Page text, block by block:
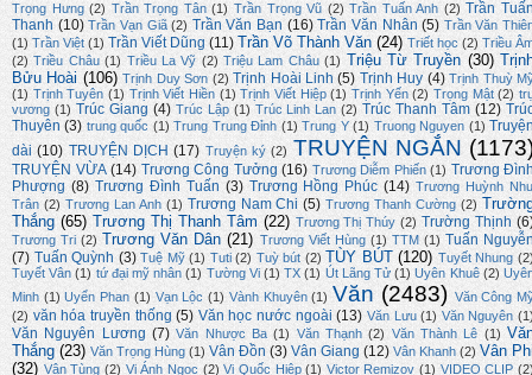
Trọng Hưng (2) Trần Trọng Tân (1) Trần Trọng Vũ (2) Trần Tuấn Anh (2) Trần
Thanh (10) Trần Vạn Giã (2) Trần Văn Bạn (16) Trần Văn Nhân (5) Trần Văn
(1) Trần Việt (1) Trần Viết Dũng (11) Trần Võ Thành Văn (24) Triết học (2) Triều
(2) Triều Châu (1) Triều La Vỹ (2) Triệu Lam Châu (1) Triệu Từ Truyền (30)
Bửu Hoài (106) Trịnh Duy Sơn (2) Trịnh Hoài Linh (5) Trịnh Huy (4) Trịnh Thuỳ
(1) Trịnh Tuyên (1) Trịnh Viết Hiền (1) Trịnh Viết Hiệp (1) Trịnh Yến (2) Trọng Mật (2)
vương (1) Trúc Giang (4) Trúc Lập (1) Trúc Linh Lan (2) Trúc Thanh Tâm (12)
Thuyên (3) trung quốc (1) Trung Trung Đỉnh (1) Trung Y (1) Truong Nguyen (1)
dài (10) TRUYỆN DỊCH (17) Truyện ký (2) TRUYỆN NGẮN
TRUYỆN VỪA (14) Trương Công Tưởng (16) Trương Diễm Phiến (1) Trương
Phượng (8) Trương Đình Tuấn (3) Trương Hồng Phúc (14) Trương Huỳnh
Trân (2) Trương Lan Anh (1) Trương Nam Chi (5) Trương Thanh Cường (2)
Thắng (65) Trương Thị Thanh Tâm (22) Trương Thị Thúy (2) Trường Thịnh
Trương Tri (2) Trương Văn Dân (21) Trương Viết Hùng (1) TTM (1) Tuấn
(7) Tuấn Quỳnh (3) Tuệ Mỹ (1) Tuti (2) Tuỳ bút (2) TÙY BÚT (120) Tuyết Nhung
Tuyết Vân (1) tứ đại mỹ nhân (1) Tường Vi (1) TX (1) Út Lãng Tử (1) Uyên Khuê (2)
Minh (1) Uyển Phan (1) Vạn Lộc (1) Vành Khuyên (1) Văn (2483) Văn Công
(2) văn hóa truyền thống (5) Văn học nước ngoài (13) Văn Lưu (1) Văn Nguyên
Văn Nguyên Lương (7) Văn Nhược Ba (1) Văn Thạnh (2) Văn Thành Lê (1)
Thắng (23) Văn Trọng Hùng (1) Vân Đồn (3) Vân Giang (12) Vân Khanh (2) Vân
(32) Vân Tùng (2) Vi Ánh Ngọc (2) Vi Quốc Hiệp (1) Victor Remizov (1) VIDEO CLIP